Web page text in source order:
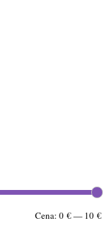
Cena: 0 €— 10 €